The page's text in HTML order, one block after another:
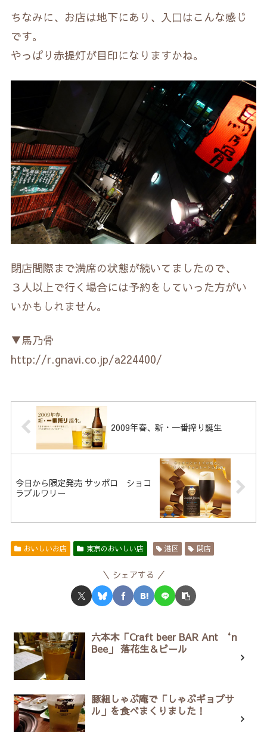
ちなみに、お店は地下にあり、入口はこんな感じ
です。
やっぱり赤提灯が目印になりますかね。
閉店間際まで満席の状態が続いてましたので、
３人以上で行く場合には予約をしていった方がい
いかもしれません。
▼馬乃骨
http://r.gnavi.co.jp/a224400/
2009年春、新・一番搾り誕生
今日から限定発売 サッポロ ショコ
ラブルワリー
おいしいお店 東京のおいしい店 港区 閉店
シェアする
六本木「Craft beer BAR Ant ‘n
Bee」 落花生＆ビール
豚組しゃぶ庵で「しゃぶギョプサ
ル」を食べまくりました！